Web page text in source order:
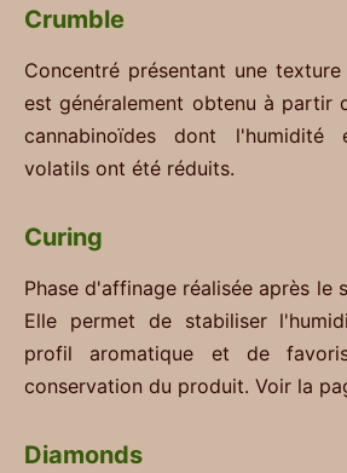
Crumble
Concentré présentant une
est généralement obtenu à partir
cannabinoïdes dont l'humidité
volatils ont été réduits.
Curing
Phase d'affinage réalisée après le
Elle permet de stabiliser
profil aromatique et de
conservation du produit. Voir la
Diamonds